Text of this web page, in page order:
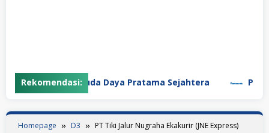
Rekomendasi:
PT Garuda Daya Pratama Sejahtera PT
Homepage D3 PT Tiki Jalur Nugraha Ekakurir (JNE Express)